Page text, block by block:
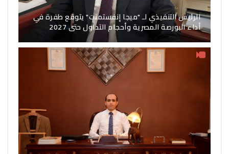
الرئيس التنفيذي لـ "ميجا إنفستمنت" يتوقع طفرة في
أداء البورصة المصرية وأحجام التداول حتى 2027